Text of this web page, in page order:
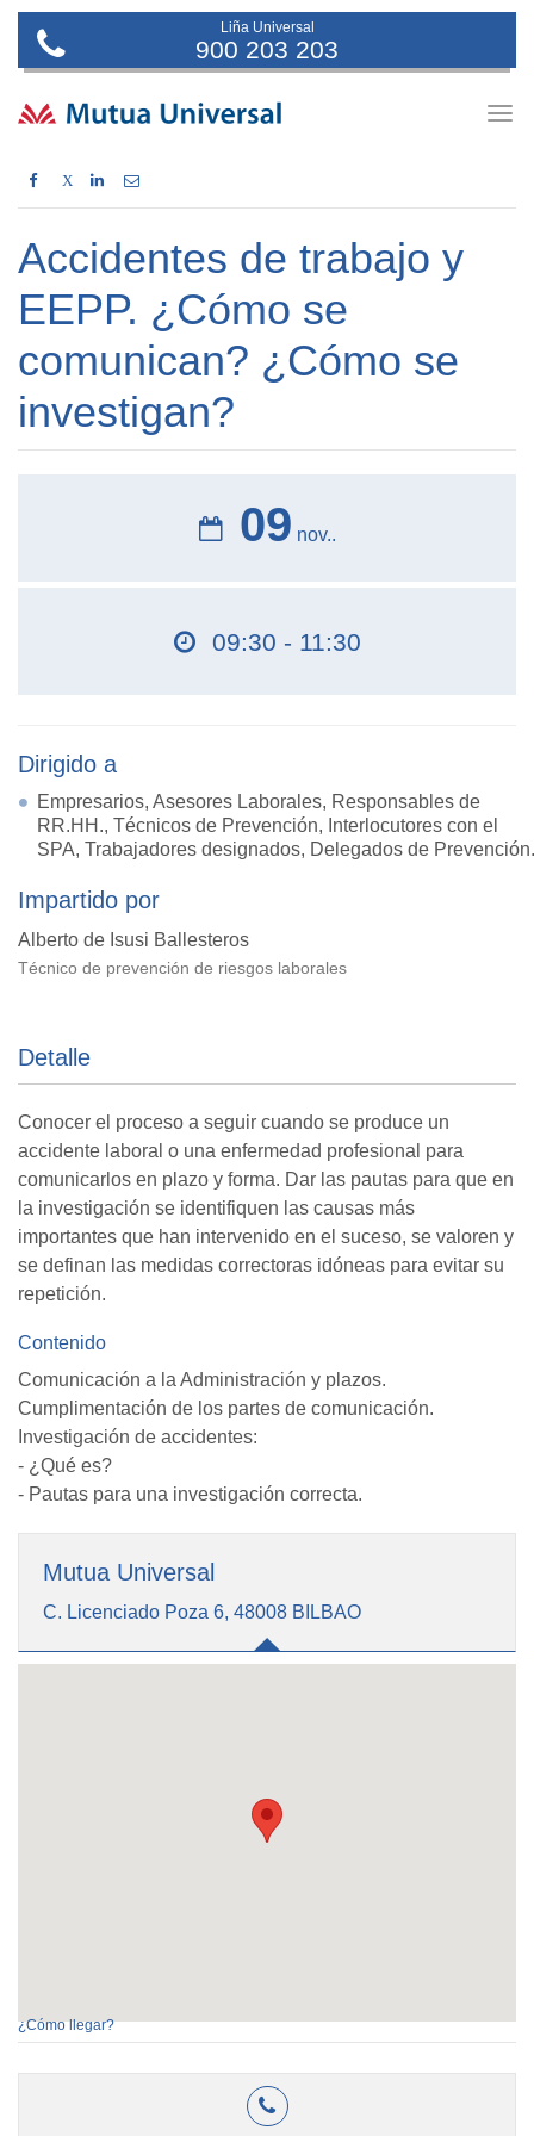
Liña Universal
900 203 203
X
Accidentes de trabajo y
EEPP. ¿Cómo se
comunican? ¿Cómo se
investigan?
09 nov..
09:30 - 11:30
Dirigido a
Empresarios, Asesores Laborales, Responsables de
RR.HH., Técnicos de Prevención, Interlocutores con el
SPA, Trabajadores designados, Delegados de Prevención.
Impartido por
Alberto de Isusi Ballesteros
Técnico de prevención de riesgos laborales
Detalle
Conocer el proceso a seguir cuando se produce un
accidente laboral o una enfermedad profesional para
comunicarlos en plazo y forma. Dar las pautas para que en
la investigación se identifiquen las causas más
importantes que han intervenido en el suceso, se valoren y
se definan las medidas correctoras idóneas para evitar su
repetición.
Contenido
Comunicación a la Administración y plazos.
Cumplimentación de los partes de comunicación.
Investigación de accidentes:
- ¿Qué es?
- Pautas para una investigación correcta.
Mutua Universal
C. Licenciado Poza 6, 48008 BILBAO
¿Cómo llegar?